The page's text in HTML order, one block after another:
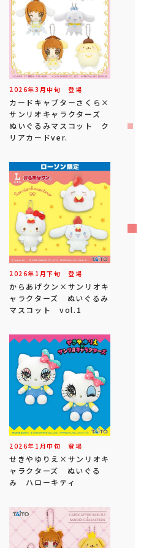
2026年3 月中旬 登場
カードキャプターさくら×
サンリオキャラクターズ
ぬいぐるみマスコット ク
リアカードver.
2026年 1 月下旬 登場
からあげクン×サンリオキ
ャラクターズ ぬいぐるみ
マスコット vol.1
2026年 1 月中旬 登場
せきやゆりえ×サンリオキ
ャラクターズ ぬいぐる
み ハローキティ